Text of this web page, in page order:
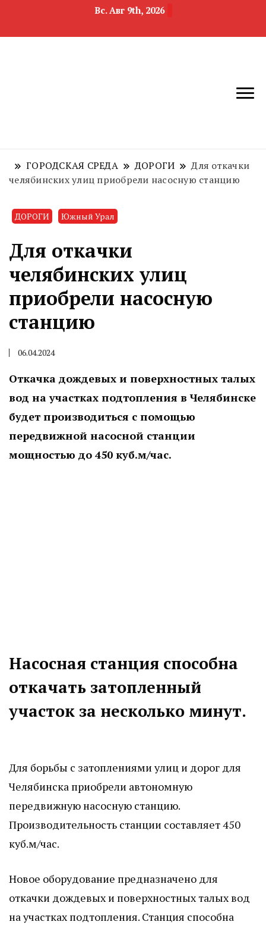
Вс. Авг 9th, 2026
область
недвижимости
ГОРОДСКАЯ СРЕДА ДОРОГИ
Для откачки
челябинских улиц приобрели насосную станцию
ДОРОГИ Южный Урал
Для откачки
челябинских улиц
приобрели насосную
станцию
06.04.2024
Откачка дождевых и поверхностных талых
вод на участках подтопления в Челябинске
будет производиться с помощью
передвижной насосной станции
мощностью до 450 куб.м/час.
Насосная станция способна
откачать затопленный
участок за несколько минут.
Для борьбы с затоплениями улиц и дорог для
Челябинска приобрели автономную
передвижную насосную станцию.
Производительность станции составляет 450
куб.м/час.
Новое оборудование предназначено для
откачки дождевых и поверхностных талых вод
на участках подтопления. Станция способна